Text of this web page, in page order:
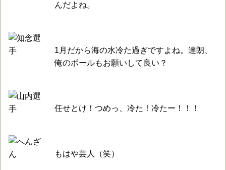
んだよね。
1月だから海の水冷た過ぎですよね。達朗、
俺のボールもお願いして良い？
任せとけ！つめっ、冷た！冷たー！！！
もはや芸人（笑）